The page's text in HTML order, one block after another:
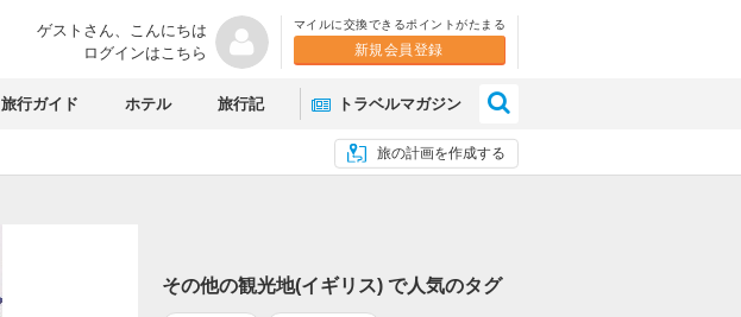
ゲストさん、 こんにちは
ログインはこちら
マイルに交換できるポイントがたまる
新規会員登録
旅行ガイド ホテル 旅行記 トラベルマガジン
旅の計画を作成する
その他の観光地(イギリス) で人気のタグ